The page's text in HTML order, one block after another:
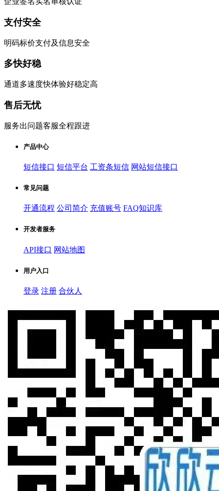
支付安全
明码标价支付及信息安全
多快好稳
通道多速度快体验好稳定高
售后无忧
服务出问题客服全程跟进
产品中心
短信接口 短信平台 工资条短信 网站短信接口
常见问题
开通流程 公司简介 充值账号 FAQ知识库
开发者服务
API接口 网站地图
用户入口
登录 注册 合伙人